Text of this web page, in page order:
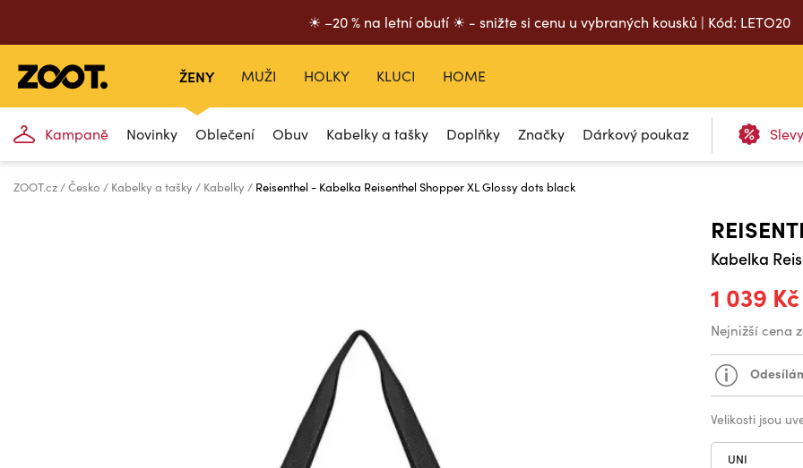
☀ –20 % na letní obutí ☀ - snižte si cenu u vybraných kousků | Kód: LETO20
ŽENY
Kampaně Novinky Oblečení Obuv Kabelky a tašky Doplňky Značky Dárkový poukaz Slevy
MUŽI HOLKY KLUCI HOME
ZOOT.cz Česko Kabelky a tašky Kabelky Reisenthel - Kabelka Reisenthel Shopper XL Glossy dots black
Kabelka
1 039 Kč
Nejnižší cena
Velikosti jsou
UNI